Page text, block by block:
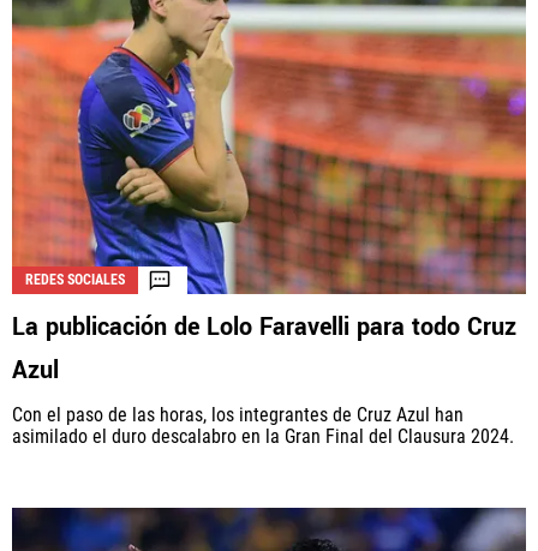
REDES SOCIALES
La publicación de Lolo Faravelli para todo Cruz
Azul
Con el paso de las horas, los integrantes de Cruz Azul han
asimilado el duro descalabro en la Gran Final del Clausura 2024.